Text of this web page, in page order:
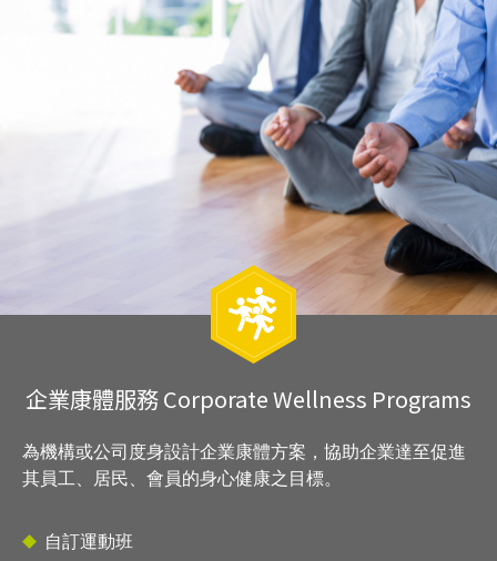
企業康體服務 Corporate Wellness Programs
為機構或公司度身設計企業康體方案，協助企業達至促進
其員工、居民、會員的身心健康之目標。
自訂運動班